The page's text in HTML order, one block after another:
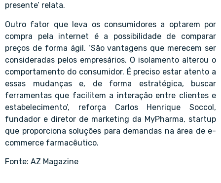
presente’ relata.
Outro fator que leva os consumidores a optarem por
compra pela internet é a possibilidade de comparar
preços de forma ágil. ‘São vantagens que merecem ser
consideradas pelos empresários. O isolamento alterou o
comportamento do consumidor. É preciso estar atento a
essas mudanças e, de forma estratégica, buscar
ferramentas que facilitem a interação entre clientes e
estabelecimento’, reforça Carlos Henrique Soccol,
fundador e diretor de marketing da MyPharma, startup
que proporciona soluções para demandas na área de e-
commerce farmacêutico.
Fonte: AZ Magazine